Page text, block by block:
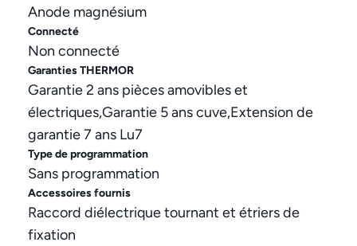
Anode magnésium
Connecté
Non connecté
Garanties THERMOR
Garantie 2 ans pièces amovibles et
électriques,Garantie 5 ans cuve,Extension de
garantie 7 ans Lu7
Type de programmation
Sans programmation
Accessoires fournis
Raccord diélectrique tournant et étriers de
fixation